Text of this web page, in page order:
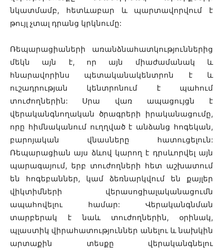
նկատմամբ, հետևաբար և պարտավորվում է
թույլ չտալ դրանց կրկնումը:
Ռեպարացիաների առանձնահատկություններից
մեկն այն է, որ այն միաժամանակ և
հնարավորինս պետականակենտրոն է և
ուշադրության կենտրոնում է պահում
տուժողներին: Սրա վառ ապացույցն է
վերականգնողական ծրագրերի իրականացումը,
որը հիմնականում ուղղված է անձանց հոգեկան,
բարոյական վնասները հատուցելուն:
Ռեպարացիան այս ձևով կարող է դրսևորվել այն
պարագայում, երբ տուժողների հետ աշխատում
են հոգեբաններ, կամ ձեռնարկվում են քայլեր
վիկտիմների վերասոցիալականացումն
ապահովելու համար: Վերականգնման
տարբերակ է նաև տուժողներին, օրինակ,
պլաստիկ վիրահատություններ անելու և նախկին
արտաքին տեսքը վերականգնելու